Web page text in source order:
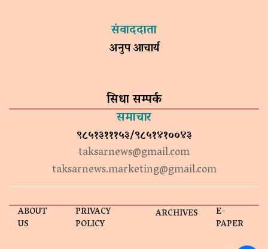
संवाददाता
अनुप आचार्य
सिधा सम्पर्क
समाचार
९८५१३१११५३/९८५१४१००४३
taksarnews@gmail.com
taksarnews.marketing@gmail.com
ABOUT
US
PRIVACY
POLICY
ARCHIVES E-
PAPER